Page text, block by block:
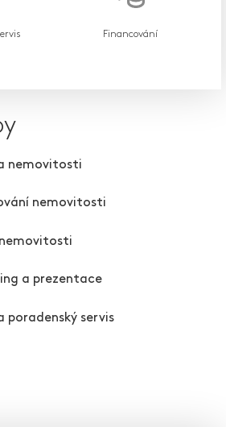
Financování
nemovitosti
nemovitosti
a prezentace
poradenský servis